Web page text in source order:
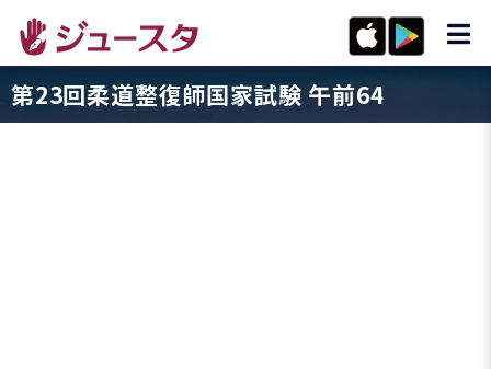
第23回柔道整復師国家試験 午前64